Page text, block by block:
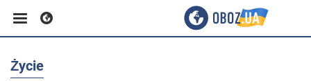
Biznes
Życie